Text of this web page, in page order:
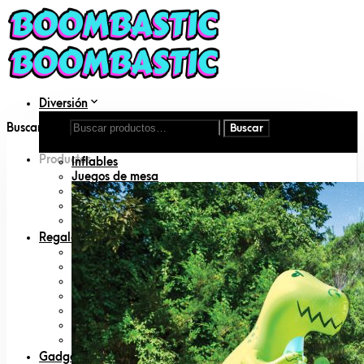
Diversión
Aire libre
DIY
Inflables
Juegos de mesa
Juguetes
Juguetes para mascotas
Libros
Regalos
Amigo invisible
Animal lovers
San Valentín
Día del padre
Día de la madre
Geeks
Padres primerizos
Gadgets
Buscar por:
Productos